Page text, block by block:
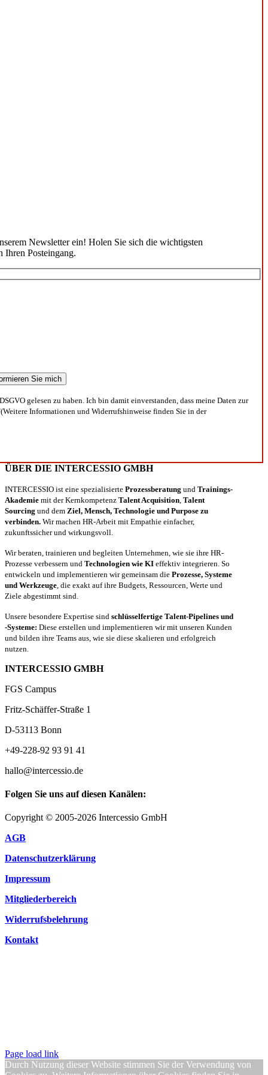
Newsletter ein! Holen Sie sich die wichtigsten
Ihren Posteingang.
gelesen zu haben. Ich bin damit einverstanden, dass meine Daten zur
Informationen und Widerrufshinweise finden Sie in der
ÜBER DIE INTERCESSIO GMBH
INTERCESSIO ist eine spezialisierte Prozessberatung und Trainings-
Akademie mit der Kernkompetenz Talent Acquisition Talent
Sourcing und dem Ziel, Mensch, Technologie und Purpose zu
verbinden. Wir machen HR-Arbeit mit Empathie einfacher,
zukunftssicher und wirkungsvoll.
Wir beraten, trainieren und begleiten Unternehmen, wie sie ihre HR-
Prozesse verbessern und Technologien wie KI effektiv integrieren. So
entwickeln und implementieren wir gemeinsam die Prozesse, Systeme
und Werkzeuge , die exakt auf ihre Budgets, Ressourcen, Werte und
Ziele abgestimmt sind.
Unsere besondere Expertise sind schlüsselfertige Talent-Pipelines und
-Systeme: Diese erstellen und implementieren wir mit unseren Kunden
und bilden ihre Teams aus, wie sie diese skalieren und erfolgreich
nutzen.
INTERCESSIO GMBH
FGS Campus
Fritz-Schäffer-Straße 1
D-53113 Bonn
+49-228-92 93 91 41
hallo@intercessio.de
Folgen Sie uns auf diesen Kanälen:
Copyright © 2005-2026 Intercessio GmbH
AGB
Datenschutzerklärung
Impressum
Mitgliederbereich
Widerrufsbelehrung
Kontakt
Page load link
Durch Nutzung dieser Website stimmen Sie der Verwendung von